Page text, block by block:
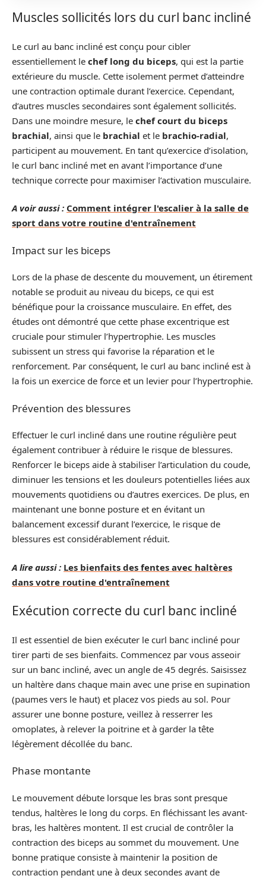
Muscles sollicités lors du curl banc incliné
Le curl au banc incliné est conçu pour cibler
essentiellement le chef long du biceps, qui est la partie
extérieure du muscle. Cette isolement permet d’atteindre
une contraction optimale durant l’exercice. Cependant,
d’autres muscles secondaires sont également sollicités.
Dans une moindre mesure, le chef court du biceps
brachial, ainsi que le brachial et le brachio-radial,
participent au mouvement. En tant qu’exercice d’isolation,
le curl banc incliné met en avant l’importance d’une
technique correcte pour maximiser l’activation musculaire.
A voir aussi : Comment intégrer l'escalier à la salle de
sport dans votre routine d'entraînement
Impact sur les biceps
Lors de la phase de descente du mouvement, un étirement
notable se produit au niveau du biceps, ce qui est
bénéfique pour la croissance musculaire. En effet, des
études ont démontré que cette phase excentrique est
cruciale pour stimuler l’hypertrophie. Les muscles
subissent un stress qui favorise la réparation et le
renforcement. Par conséquent, le curl au banc incliné est à
la fois un exercice de force et un levier pour l’hypertrophie.
Prévention des blessures
Effectuer le curl incliné dans une routine régulière peut
également contribuer à réduire le risque de blessures.
Renforcer le biceps aide à stabiliser l’articulation du coude,
diminuer les tensions et les douleurs potentielles liées aux
mouvements quotidiens ou d’autres exercices. De plus, en
maintenant une bonne posture et en évitant un
balancement excessif durant l’exercice, le risque de
blessures est considérablement réduit.
A lire aussi : Les bienfaits des fentes avec haltères
dans votre routine d'entraînement
Exécution correcte du curl banc incliné
Il est essentiel de bien exécuter le curl banc incliné pour
tirer parti de ses bienfaits. Commencez par vous asseoir
sur un banc incliné, avec un angle de 45 degrés. Saisissez
un haltère dans chaque main avec une prise en supination
(paumes vers le haut) et placez vos pieds au sol. Pour
assurer une bonne posture, veillez à resserrer les
omoplates, à relever la poitrine et à garder la tête
légèrement décollée du banc.
Phase montante
Le mouvement débute lorsque les bras sont presque
tendus, haltères le long du corps. En fléchissant les avant-
bras, les haltères montent. Il est crucial de contrôler la
contraction des biceps au sommet du mouvement. Une
bonne pratique consiste à maintenir la position de
contraction pendant une à deux secondes avant de